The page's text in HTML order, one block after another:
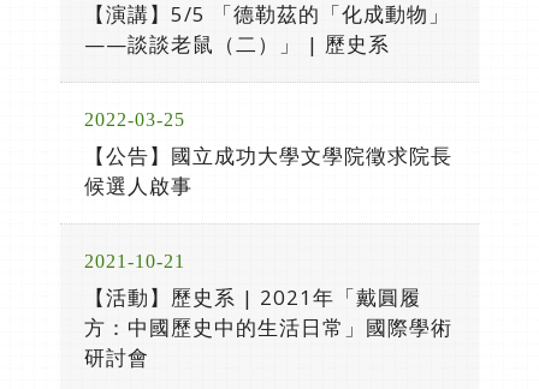
【演講】5/5 「德勒茲的「化成動物」
——談談老鼠（二）」 | 歷史系
2022-03-25
【公告】國立成功大學文學院徵求院長
候選人啟事
2021-10-21
【活動】歷史系 | 2021年「戴圓履
方：中國歷史中的生活日常」國際學術
研討會